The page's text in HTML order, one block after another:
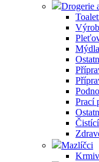
Drogerie
Prací
Mazlíčci